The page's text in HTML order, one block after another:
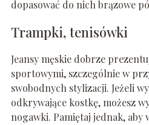
dopasować do nich brązowe
Trampki, tenisówki
Jeansy męskie dobrze
sportowymi, szczególnie w
swobodnych stylizacji. Jeżeli
odkrywające kostkę, możesz
nogawki. Pamiętaj jednak,